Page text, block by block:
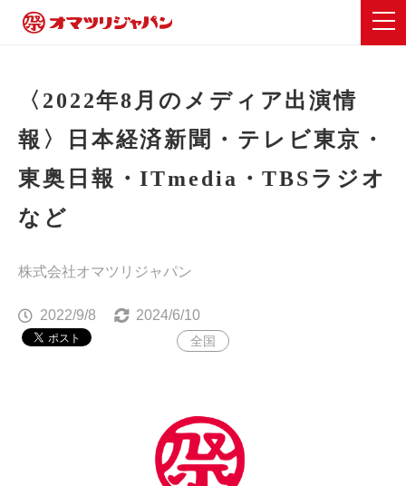
〈2022年8月のメディア出演情
報〉日本経済新聞・テレビ東京・
東奥日報・ITmedia・TBSラジオ
など
株式会社オマツリジャパン
2022/9/8 2024/6/10
全国